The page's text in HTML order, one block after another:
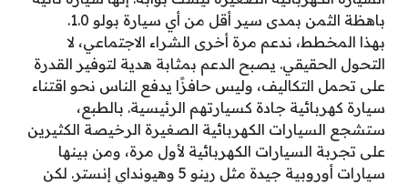
باهظة الثمن بمدى سير أقل من أي سيارة بولو 1.0.
بهذا المخطط، ندعم مرة أخرى الشراء الاجتماعي، لا
التحول الحقيقي. يصبح الدعم بمثابة هدية لتوفير القدرة
على تحمل التكاليف، وليس حافزًا يدفع الناس نحو اقتناء
سيارة كهربائية جادة كسيارتهم الرئيسية. بالطبع،
ستشجع السيارات الكهربائية الصغيرة الرخيصة الكثيرين
على تجربة السيارات الكهربائية لأول مرة، ومن بينها
سيارات أوروبية جيدة مثل رينو 5 وهيونداي إنستر. لكن